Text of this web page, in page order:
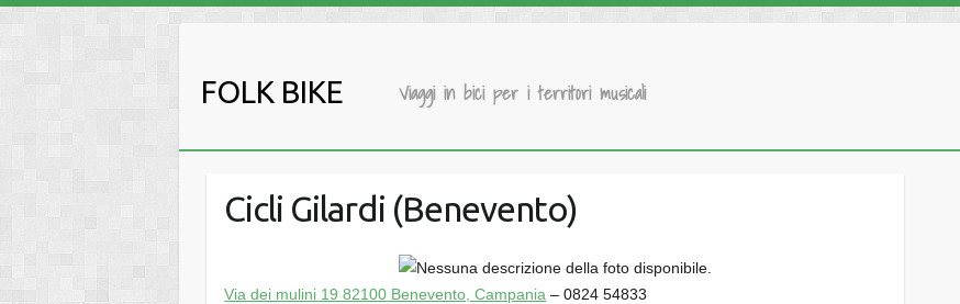
contenuto
FOLK BIKE Viaggi in bici per i territori musicali
Cicli Gilardi (Benevento)
Via dei mulini 19 82100 Benevento, Campania – 0824 54833